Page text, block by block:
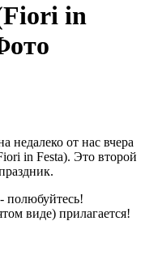
in
недалеко от нас вчера
in Festa). Это второй
полюбуйтесь!
виде) прилагается!